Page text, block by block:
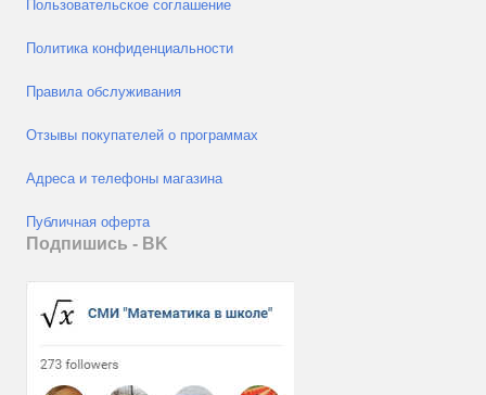
Пользовательское соглашение
Политика конфиденциальности
Правила обслуживания
Отзывы покупателей о программах
Адреса и телефоны магазина
Публичная оферта
Подпишись - ВK